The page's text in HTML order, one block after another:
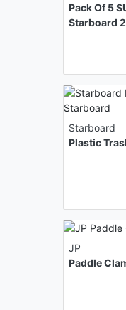
Pack Of 5
Starboard
Starboard
Plastic
JP
Paddle